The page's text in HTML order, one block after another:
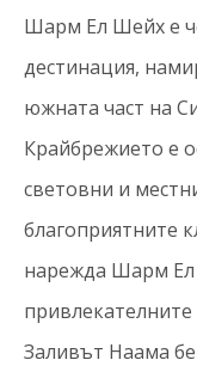
Шарм Ел Шейх е
дестинация,
южната част на
Крайбрежието е
световни и
благоприятните
нарежда Шарм
Заливът Наама